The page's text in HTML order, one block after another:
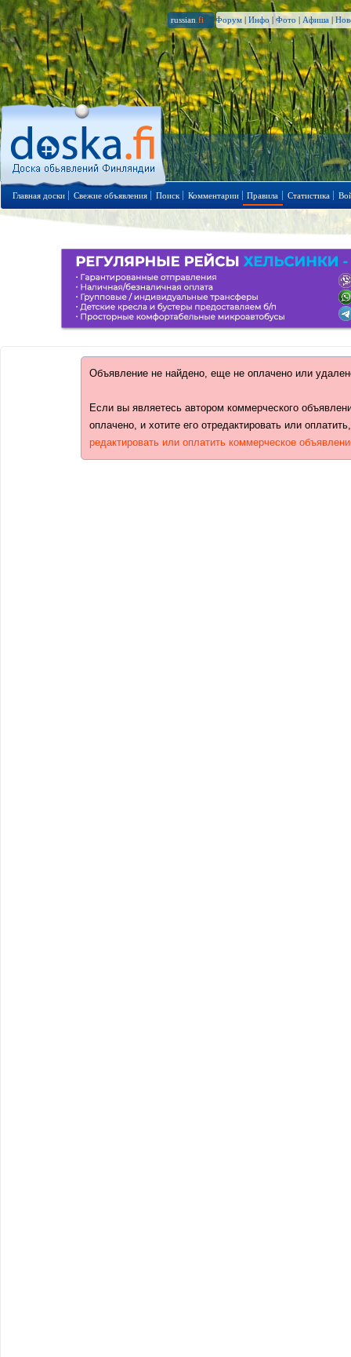
russian .fi Форум | Инфо | Фото | Афиша |
Главная доски Свежие объявления Поиск Комментарии Правила Статистика
Объявление не найдено, еще не оплачено или
Если вы являетесь автором коммерческого
оплачено, и хотите его отредактировать или
редактировать или оплатить коммерческое